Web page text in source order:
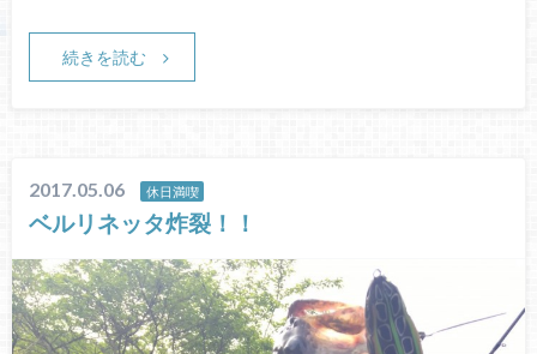
続きを読む
2017.05.06 休日満喫
ベルリネッタ炸裂！！